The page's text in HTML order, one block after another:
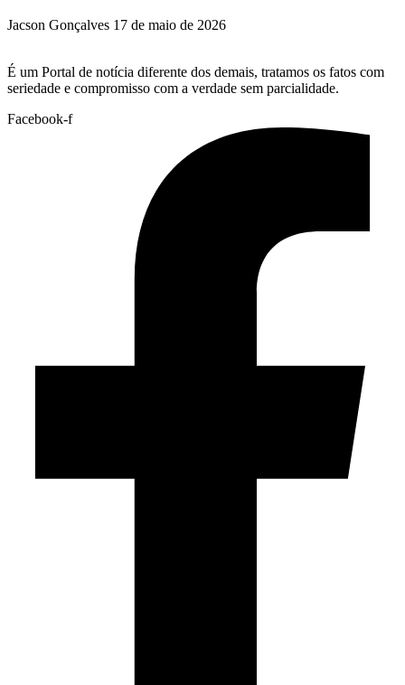
Jacson Gonçalves 17 de maio de 2026
É um Portal de notícia diferente dos demais, tratamos os fatos com
seriedade e compromisso com a verdade sem parcialidade.
Facebook-f